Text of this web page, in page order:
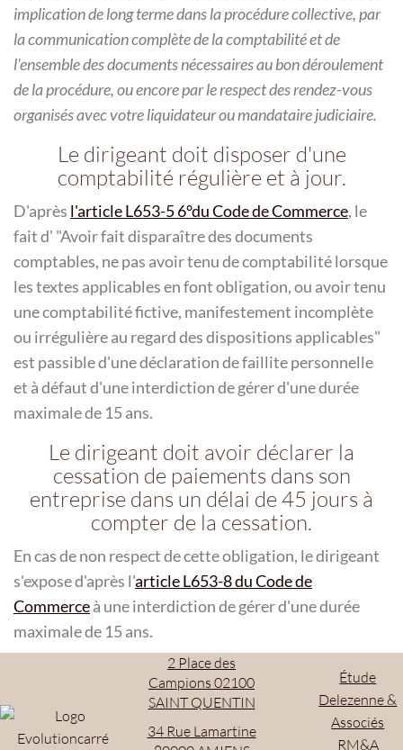
implication de long terme dans la procédure collective, par
la communication complète de la comptabilité et de
l'ensemble des documents nécessaires au bon déroulement
de la procédure, ou encore par le respect des rendez-vous
organisés avec votre liquidateur ou mandataire judiciaire.
Le dirigeant doit disposer d'une
comptabilité régulière et à jour.
D'après l'article L653-5 6°du Code de Commerce, le
fait d' Avoir fait disparaître des documents
comptables, ne pas avoir tenu de comptabilité lorsque
les textes applicables en font obligation, ou avoir tenu
une comptabilité fictive, manifestement incomplète
ou irrégulière au regard des dispositions applicables
est passible d'une déclaration de faillite personnelle
et à défaut d'une interdiction de gérer d'une durée
maximale de 15 ans.
Le dirigeant doit avoir déclarer la
cessation de paiements dans son
entreprise dans un délai de 45 jours à
compter de la cessation.
En cas de non respect de cette obligation, le dirigeant
s'expose d'après l'article L653-8 du Code de
Commerceà une interdiction de gérer d'une durée
maximale de 15 ans.
2 Place des
Campions 02100
SAINT QUENTIN
34 Rue Lamartine
Étude
Delezenne &
Associés
RM&A